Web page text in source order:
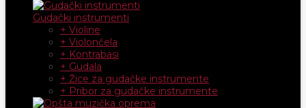
Gudački instrumenti
+ Violine
+ Violončela
+ Kontrabasi
+ Gudala
+ Žice za gudačke instrumente
+ Pribor za gudačke instrumente